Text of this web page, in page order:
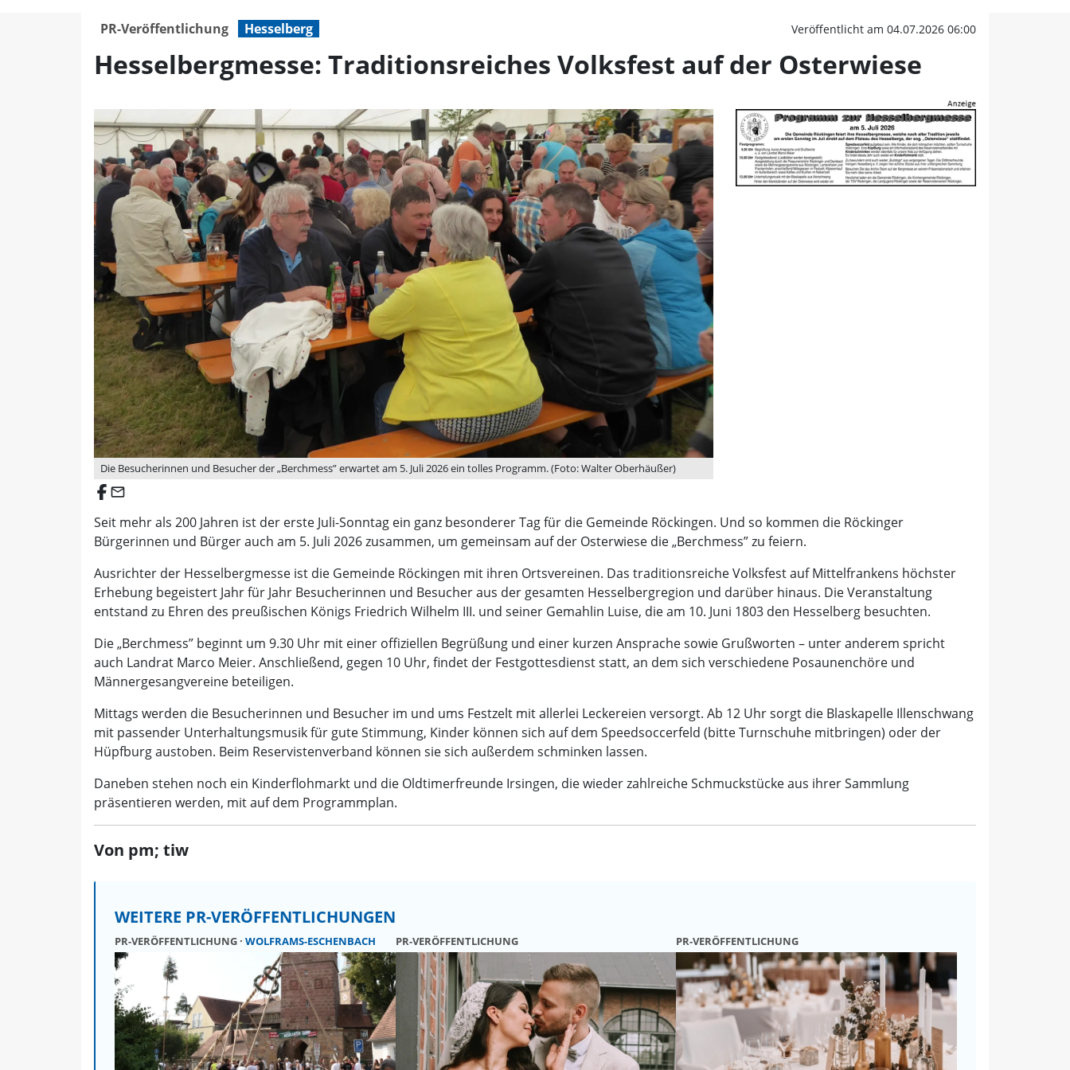
Hesselbergmesse: Traditionsreiches Volksfest auf der Osterwiese |
PR-Veröffentlichung Hesselberg Veröffentlicht am 04.07.2026 06:00
Hesselbergmesse: Traditionsreiches Volksfest auf der Osterwiese
Die Besucherinnen und Besucher der „Berchmess” erwartet am 5. Juli 2026 ein tolles Programm. (Foto: Walter Oberhäußer)
email
Seit mehr als 200 Jahren ist der erste Juli-Sonntag ein ganz besonderer Tag für die Gemeinde Röckingen. Und so kommen die Röckinger
Bürgerinnen und Bürger auch am 5. Juli 2026 zusammen, um gemeinsam auf der Osterwiese die „Berchmess” zu feiern.
Ausrichter der Hesselbergmesse ist die Gemeinde Röckingen mit ihren Ortsvereinen. Das traditionsreiche Volksfest auf Mittelfrankens höchster
Erhebung begeistert Jahr für Jahr Besucherinnen und Besucher aus der gesamten Hesselbergregion und darüber hinaus. Die Veranstaltung
entstand zu Ehren des preußischen Königs Friedrich Wilhelm III. und seiner Gemahlin Luise, die am 10. Juni 1803 den Hesselberg besuchten.
Die „Berchmess” beginnt um 9.30 Uhr mit einer offiziellen Begrüßung und einer kurzen Ansprache sowie Grußworten – unter anderem spricht
auch Landrat Marco Meier. Anschließend, gegen 10 Uhr, findet der Festgottesdienst statt, an dem sich verschiedene Posaunenchöre und
Männergesangvereine beteiligen.
Mittags werden die Besucherinnen und Besucher im und ums Festzelt mit allerlei Leckereien versorgt. Ab 12 Uhr sorgt die Blaskapelle Illenschwang
mit passender Unterhaltungsmusik für gute Stimmung, Kinder können sich auf dem Speedsoccerfeld (bitte Turnschuhe mitbringen) oder der
Hüpfburg austoben. Beim Reservistenverband können sie sich außerdem schminken lassen.
Daneben stehen noch ein Kinderflohmarkt und die Oldtimerfreunde Irsingen, die wieder zahlreiche Schmuckstücke aus ihrer Sammlung
präsentieren werden, mit auf dem Programmplan.
Von pm; tiw
WEITERE PR-VERÖFFENTLICHUNGEN
PR-VERÖFFENTLICHUNG WOLFRAMS-ESCHENBACH PR-VERÖFFENTLICHUNG PR-VERÖFFENTLICHUNG